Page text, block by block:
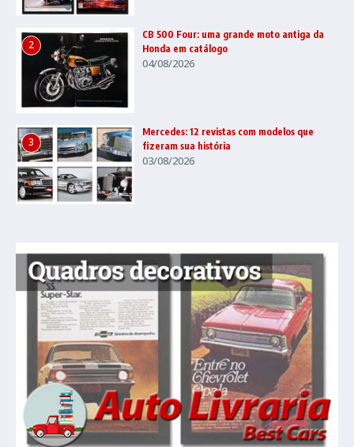
2
CB 500 Four: uma grande moto antiga da
Honda em catálogo
04/08/2026
3
Mercedes: 12 revistas com modelos que
fizeram sua história
03/08/2026